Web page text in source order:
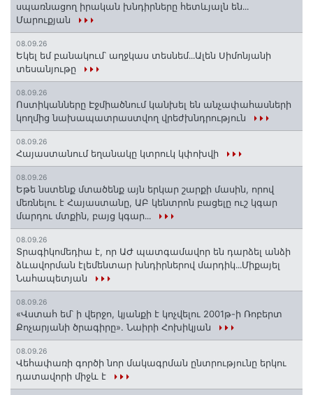
սպառնացող իրական խնդիրները հետևյալն են․․․
Մարուքյան
08.09.26
Եկել եմ բանակում՝ աղջկաս տեսնեմ․․․Ալեն Սիմոնյանի
տեսանյութը
08.09.26
Ոստիկանները Էջմիածնում կանխել են անչափահասների
կողմից նախապատրաստվող վրեժխնդրություն
08.09.26
Հայաստանում եղանակը կտրուկ կփոխվի
08.09.26
Եթե նստենք մտածենք այն երկար շարքի մասին, որով
մեռնելու է Հայաստանը, ԱԲ կենտրոն բացելը ուշ կգար
մարդու մտքին, բայց կգար․․․
08.09.26
Տրագիկոմեդիա է, որ ԱԺ պատգամավոր են դարձել անձի
ձևավորման էլեմենտար խնդիրներով մարդիկ․․․Միքայել
Նահապետյան
08.09.26
«Վստահ եմ՝ ի վերջո, կյանքի է կոչվելու 2001թ-ի Ռոբերտ
Քոչարյանի ծրագիրը». Նաիրի Հոխիկյան
08.09.26
Վեհափառի գործի նոր մակագրման ընտրությունը երկու
դատավորի միջև է